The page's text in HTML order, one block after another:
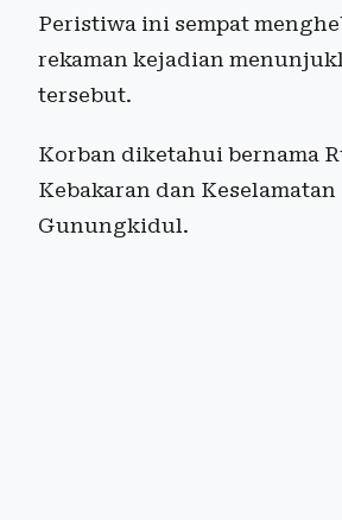
Peristiwa ini sempat
rekaman kejadian
tersebut.
Korban diketahui bernama
Kebakaran dan
Gunungkidul.